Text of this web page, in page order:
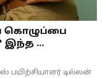
கொழுப்பை
இந்த ...
பயிற்சியாளர் டில்லன்